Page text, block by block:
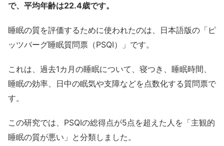
で、平均年齢は22.4歳です。
睡眠の質を評価するために使われたのは、日本語版の「ピ
ッツバーグ睡眠質問票（PSQI）」です。
これは、過去1カ月の睡眠について、寝つき、睡眠時間、
睡眠の効率、日中の眠気や支障などを点数化する質問票で
す。
この研究では、PSQIの総得点が5点を超えた人を「主観的
睡眠の質が悪い」と分類しました。